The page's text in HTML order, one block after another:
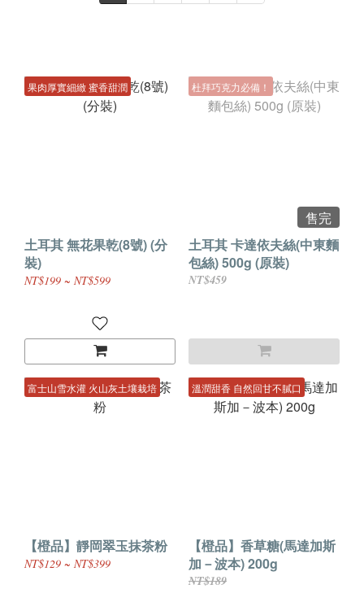
果肉厚實細緻 蜜香甜潤
土耳其 無花果乾(8號) (分
裝)
NT$199 ~ NT$599
杜拜巧克力必備！
售完
土耳其 卡達依夫絲(中東麵
包絲) 500g (原裝)
NT$459
富士山雪水灌 火山灰土壤栽培
【橙品】靜岡翠玉抹茶粉
NT$129 ~ NT$399
溫潤甜香 自然回甘不膩口
【橙品】香草糖(馬達加斯
加－波本) 200g
NT$189